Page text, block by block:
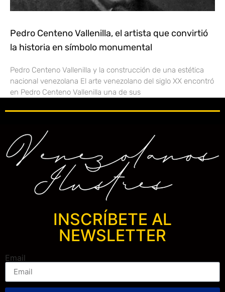
Pedro Centeno Vallenilla, el artista que convirtió
la historia en símbolo monumental
Pedro Centeno Vallenilla y la construcción de una estética
nacional venezolana El arte venezolano del siglo XX encontró
en Pedro Centeno Vallenilla una de sus
INSCRÍBETE AL
NEWSLETTER
Email